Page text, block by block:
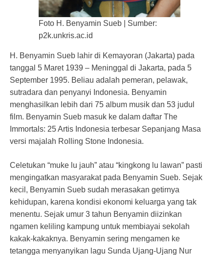
Foto H. Benyamin Sueb | Sumber:
p2k.unkris.ac.id
H. Benyamin Sueb lahir di Kemayoran (Jakarta) pada
tanggal 5 Maret 1939 – Meninggal di Jakarta, pada 5
September 1995. Beliau adalah pemeran, pelawak,
sutradara dan penyanyi Indonesia. Benyamin
menghasilkan lebih dari 75 album musik dan 53 judul
film. Benyamin Sueb masuk ke dalam daftar The
Immortals: 25 Artis Indonesia terbesar Sepanjang Masa
versi majalah Rolling Stone Indonesia.
Celetukan “muke lu jauh” atau “kingkong lu lawan” pasti
mengingatkan masyarakat pada Benyamin Sueb. Sejak
kecil, Benyamin Sueb sudah merasakan getirnya
kehidupan, karena kondisi ekonomi keluarga yang tak
menentu. Sejak umur 3 tahun Benyamin diizinkan
ngamen keliling kampung untuk membiayai sekolah
kakak-kakaknya. Benyamin sering mengamen ke
tetangga menyanyikan lagu Sunda Ujang-Ujang Nur